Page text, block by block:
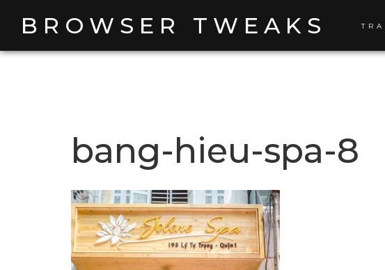
BROWSER TWEAKS
bang-hieu-spa-8